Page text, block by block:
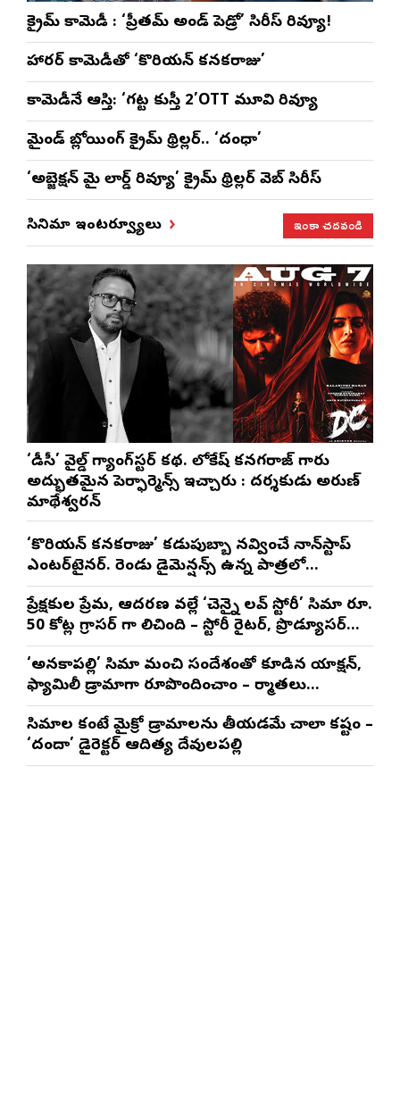
క్రైమ్ కామెడీ : ‘ప్రీతమ్ అండ్ పెడ్రో’ సిరీస్ రివ్యూ!
హారర్ కామెడీతో ‘కొరియన్ కనకరాజు’
కామెడీనే ఆస్తి: ‘గట్ట కుస్తీ 2’OTT మూవి రివ్యూ
మైండ్ బ్లోయింగ్ క్రైమ్ థ్రిల్లర్.. ‘దంధా’
‘అబ్జెక్ష‌న్ మై లార్డ్ రివ్యూ’ క్రైమ్ థ్రిల్ల‌ర్ వెబ్ సిరీస్
సినిమా ఇంటర్వ్యూలు ఇంకా చదవండి
‘డీసీ’ వైల్డ్ గ్యాంగ్‌స్టర్ కథ. లోకేష్ కనగరాజ్ గారు
అద్భుతమైన పెర్ఫార్మెన్స్ ఇచ్చారు : దర్శకుడు అరుణ్
మాథేశ్వరన్
‘కొరియన్ కనకరాజు’ కడుపుబ్బా నవ్వించే నాన్‌స్టాప్
ఎంటర్‌టైనర్. రెండు డైమెన్షన్స్ ఉన్న పాత్రలో
నటించడం చాలా సంతృప్తినిచ్చింది : వరుణ్ తేజ్
ప్రేక్షకుల ప్రేమ, ఆదరణ వల్లే ‘చెన్నై లవ్ స్టోరీ’ సినిమా రూ.
50 కోట్ల గ్రాసర్ గా నిలిచింది – స్టోరీ రైటర్, ప్రొడ్యూసర్
సాయి రాజేష్
‘అనకాపల్లి’ సినిమాని మంచి సందేశంతో కూడిన యాక్షన్,
ఫ్యామిలీ డ్రామాగా రూపొందించాం – నిర్మాతలు
త్రినాథరావు నక్కిన, కాండ్రేగుల నాయుడు
సినిమాల కంటే మైక్రో డ్రామాలను తీయడమే చాలా కష్టం –
‘దందా’ డైరెక్ట‌ర్ ఆదిత్య దేవులపల్లి